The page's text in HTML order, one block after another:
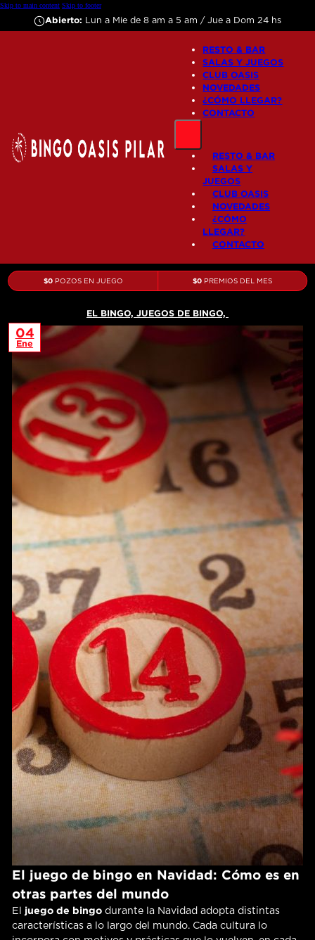
Skip to main content Skip to footer
Abierto: Lun a Mie de 8 am a 5 am / Jue a Dom 24 hs
RESTO & BAR
SALAS Y JUEGOS
CLUB OASIS
NOVEDADES
¿CÓMO LLEGAR?
CONTACTO
RESTO & BAR
SALAS Y
JUEGOS
CLUB OASIS
NOVEDADES
¿CÓMO
LLEGAR?
CONTACTO
$0POZOS EN JUEGO $0PREMIOS DEL MES
EL BINGO, JUEGOS DE BINGO,
04
Ene
El juego de bingo en Navidad: Cómo es en
otras partes del mundo
El juego de bingo durante la Navidad adopta distintas
características a lo largo del mundo. Cada cultura lo